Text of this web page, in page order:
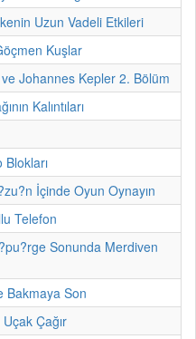
Uzun Vadeli Etkileri
Kuşlar
Johannes Kepler 2. Bölüm
Kalıntıları
Blokları
İçinde Oyun Oynayın
Telefon
Sonunda Merdiven
Bakmaya Son
Çağır